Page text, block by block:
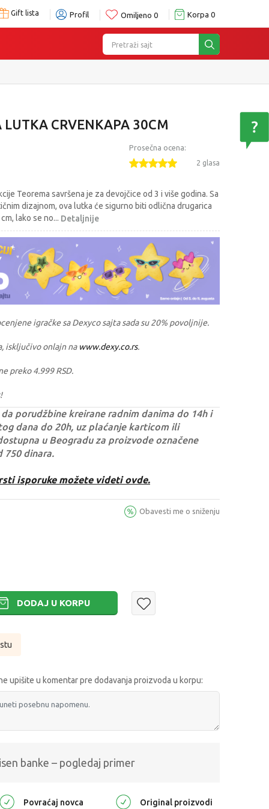
Gift lista Profil Omiljeno 0 Korpa 0
Pretraži sajt
LUTKA CRVENKAPA 30CM
Prosečna ocena:
2 glasa
Teorema savršena je za devojčice od 3 i više godina. Sa
dizajnom, ova lutka će sigurno biti odlična drugarica
lako se no... Detaljnije
igračke sa Dexyco sajta sada su 20% povoljnije.
isključivo onlajn na www.dexy.co.rs.
preko 4.999 RSD.
porudžbine kreirane radnim danima do 14h i
dana do 20h, uz plaćanje karticom ili
u Beogradu za proizvode označene
750 dinara.
isporuke možete videti ovde.
Obavesti me o sniženju
DODAJ U KORPU
upišite u komentar pre dodavanja proizvoda u korpu:
banke – pogledaj primer
Povraćaj novca Original proizvodi